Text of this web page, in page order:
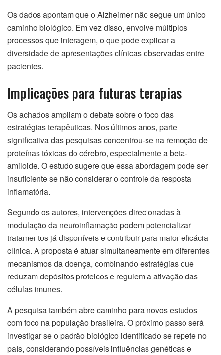
Os dados apontam que o Alzheimer não segue um único
caminho biológico. Em vez disso, envolve múltiplos
processos que interagem, o que pode explicar a
diversidade de apresentações clínicas observadas entre
pacientes.
Implicações para futuras terapias
Os achados ampliam o debate sobre o foco das
estratégias terapêuticas. Nos últimos anos, parte
significativa das pesquisas concentrou-se na remoção de
proteínas tóxicas do cérebro, especialmente a beta-
amiloide. O estudo sugere que essa abordagem pode ser
insuficiente se não considerar o controle da resposta
inflamatória.
Segundo os autores, intervenções direcionadas à
modulação da neuroinflamação podem potencializar
tratamentos já disponíveis e contribuir para maior eficácia
clínica. A proposta é atuar simultaneamente em diferentes
mecanismos da doença, combinando estratégias que
reduzam depósitos proteicos e regulem a ativação das
células imunes.
A pesquisa também abre caminho para novos estudos
com foco na população brasileira. O próximo passo será
investigar se o padrão biológico identificado se repete no
país, considerando possíveis influências genéticas e